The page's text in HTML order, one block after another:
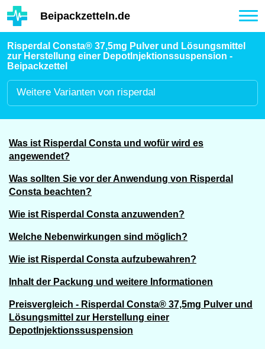
Hauptinhalt
Beipackzetteln.de
Risperdal Consta® 37,5mg Pulver und Lösungsmittel
zur Herstellung einer DepotInjektionssuspension -
Beipackzettel
Weitere Varianten von risperdal
Was ist Risperdal Consta und wofür wird es
angewendet?
Was sollten Sie vor der Anwendung von Risperdal
Consta beachten?
Wie ist Risperdal Consta anzuwenden?
Welche Nebenwirkungen sind möglich?
Wie ist Risperdal Consta aufzubewahren?
Inhalt der Packung und weitere Informationen
Preisvergleich - Risperdal Consta® 37,5mg Pulver und
Lösungsmittel zur Herstellung einer
DepotInjektionssuspension